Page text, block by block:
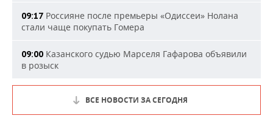
09:17 Россияне после премьеры «Одиссеи» Нолана
стали чаще покупать Гомера
09:00 Казанского судью Марселя Гафарова объявили
в розыск
ВСЕ НОВОСТИ ЗА СЕГОДНЯ